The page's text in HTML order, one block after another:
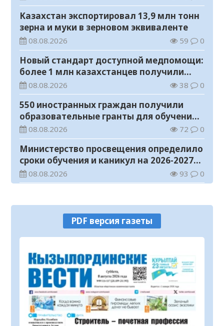
Казахстан экспортировал 13,9 млн тонн
зерна и муки в зерновом эквиваленте
08.08.2026 59 0
Новый стандарт доступной медпомощи:
более 1 млн казахстанцев получили
телемедицинские услуги
08.08.2026 38 0
550 иностранных граждан получили
образовательные гранты для обучения в
Казахстане
08.08.2026 72 0
Министерство просвещения определило
сроки обучения и каникул на 2026-2027
учебный год
08.08.2026 93 0
08.08.2026 46 0
У граждан высокие ожидания от
выборов в Курултай – опрос
07.08.2026
В Жанакоргане введена в эксплуатацию
водораспределительная станция
07.08.2026 116
В Кызылординской области
PDF версия газеты